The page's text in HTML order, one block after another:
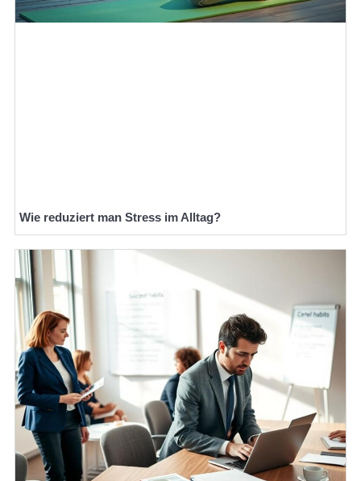
Wie reduziert man Stress im Alltag?